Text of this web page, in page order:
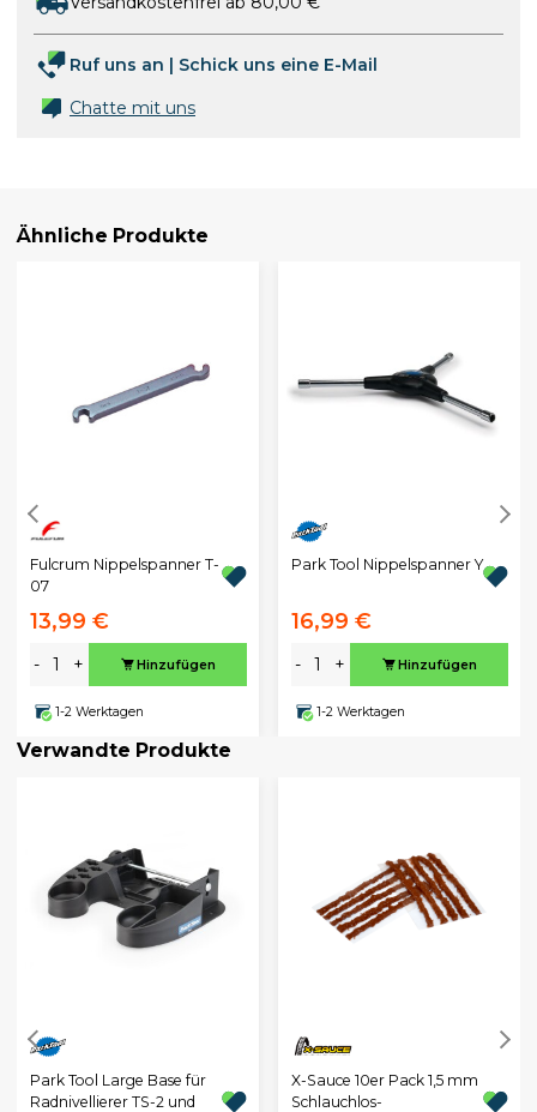
Ruf uns an | Schick uns eine E-Mail
Chatte mit uns
Ähnliche Produkte
Fulcrum Nippelspanner T-
07
13,99 €
- + Hinzufügen
1-2 Werktagen
Park Tool Nippelspanner Y
16,99 €
- + Hinzufügen
1-2 Werktagen
Verwandte Produkte
Park Tool Large Base für
Radnivellierer TS-2 und
X-Sauce 10er Pack 1,5 mm
Schlauchlos-